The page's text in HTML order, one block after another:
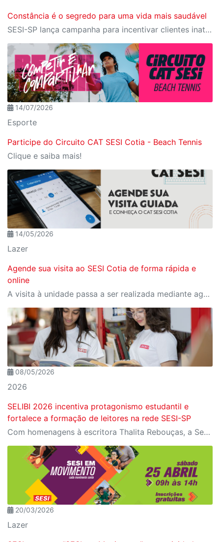
Constância é o segredo para uma vida mais saudável
SESI-SP lança campanha para incentivar clientes inativos a retomarem a prática de atividades físicas, esporte e lazer com benefícios exclusivos
14/07/2026
Esporte
Participe do Circuito CAT SESI Cotia - Beach Tennis
Clique e saiba mais!
14/05/2026
Lazer
Agende sua visita ao SESI Cotia de forma rápida e
online
A visita à unidade passa a ser realizada mediante agendamento prévio online, com datas e horários disponíveis diretamente pelo site.
08/05/2026
2026
SELIBI 2026 incentiva protagonismo estudantil e
fortalece a formação de leitores na rede SESI-SP
Com homenagens à escritora Thalita Rebouças, a Semana do Livro e da Biblioteca promove criatividade, produção autoral e diferentes formas de expressão entre estudantes da Educação Infantil à EJA
20/03/2026
Lazer